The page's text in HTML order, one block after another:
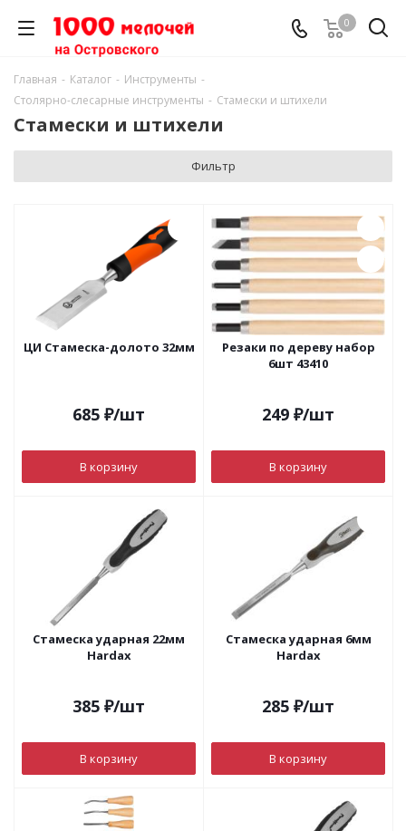
0
Главная - Каталог - Инструменты -
Столярно-слесарные инструменты - Стамески и штихели
Стамески и штихели
Фильтр
ЦИ Стамеска-долото 32мм
685 ₽/шт
В корзину
Резаки по дереву набор
6шт 43410
249 ₽/шт
В корзину
Стамеска ударная 22мм
Hardax
385 ₽/шт
В корзину
Стамеска ударная 6мм
Hardax
285 ₽/шт
В корзину